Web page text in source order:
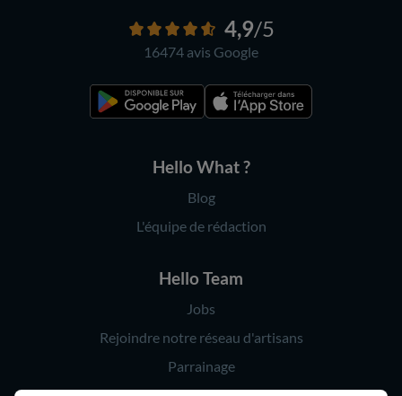
4,9/5
16474 avis Google
Hello What ?
Blog
L'équipe de rédaction
Hello Team
Jobs
Rejoindre notre réseau d'artisans
Parrainage